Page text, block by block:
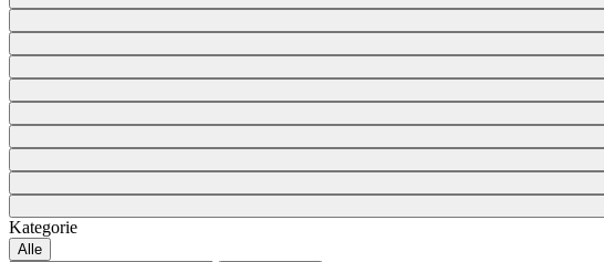
Kategorie
Alle